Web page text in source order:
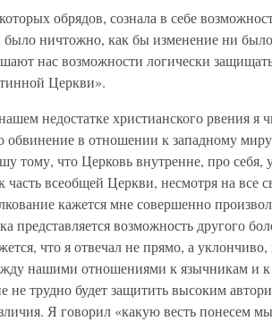
обрядов, сознала в себе
ничтожно, как бы изменение ни
нас возможности логически
Церкви».
недостатке христианского рвения я
обвинение в отношении к западному
тому, что Церковь внутренне, про себя,
часть всеобщей Церкви, несмотря на все
кажется мне совершенно
представляется возможность другого
что я отвечал не прямо, а
нашими отношениями к язычникам и
не трудно будет защитить высоким
Я говорил «какую весть понесем